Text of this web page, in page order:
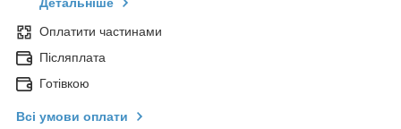
Детальніше
Оплатити частинами
Післяплата
Готівкою
Всі умови оплати